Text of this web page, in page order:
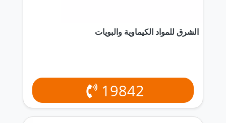
الشرق للمواد الكيماوية والبويات
19842